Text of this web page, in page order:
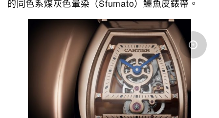
的同色系煤灰色暈染（Sfumato）鱷魚皮錶帶。